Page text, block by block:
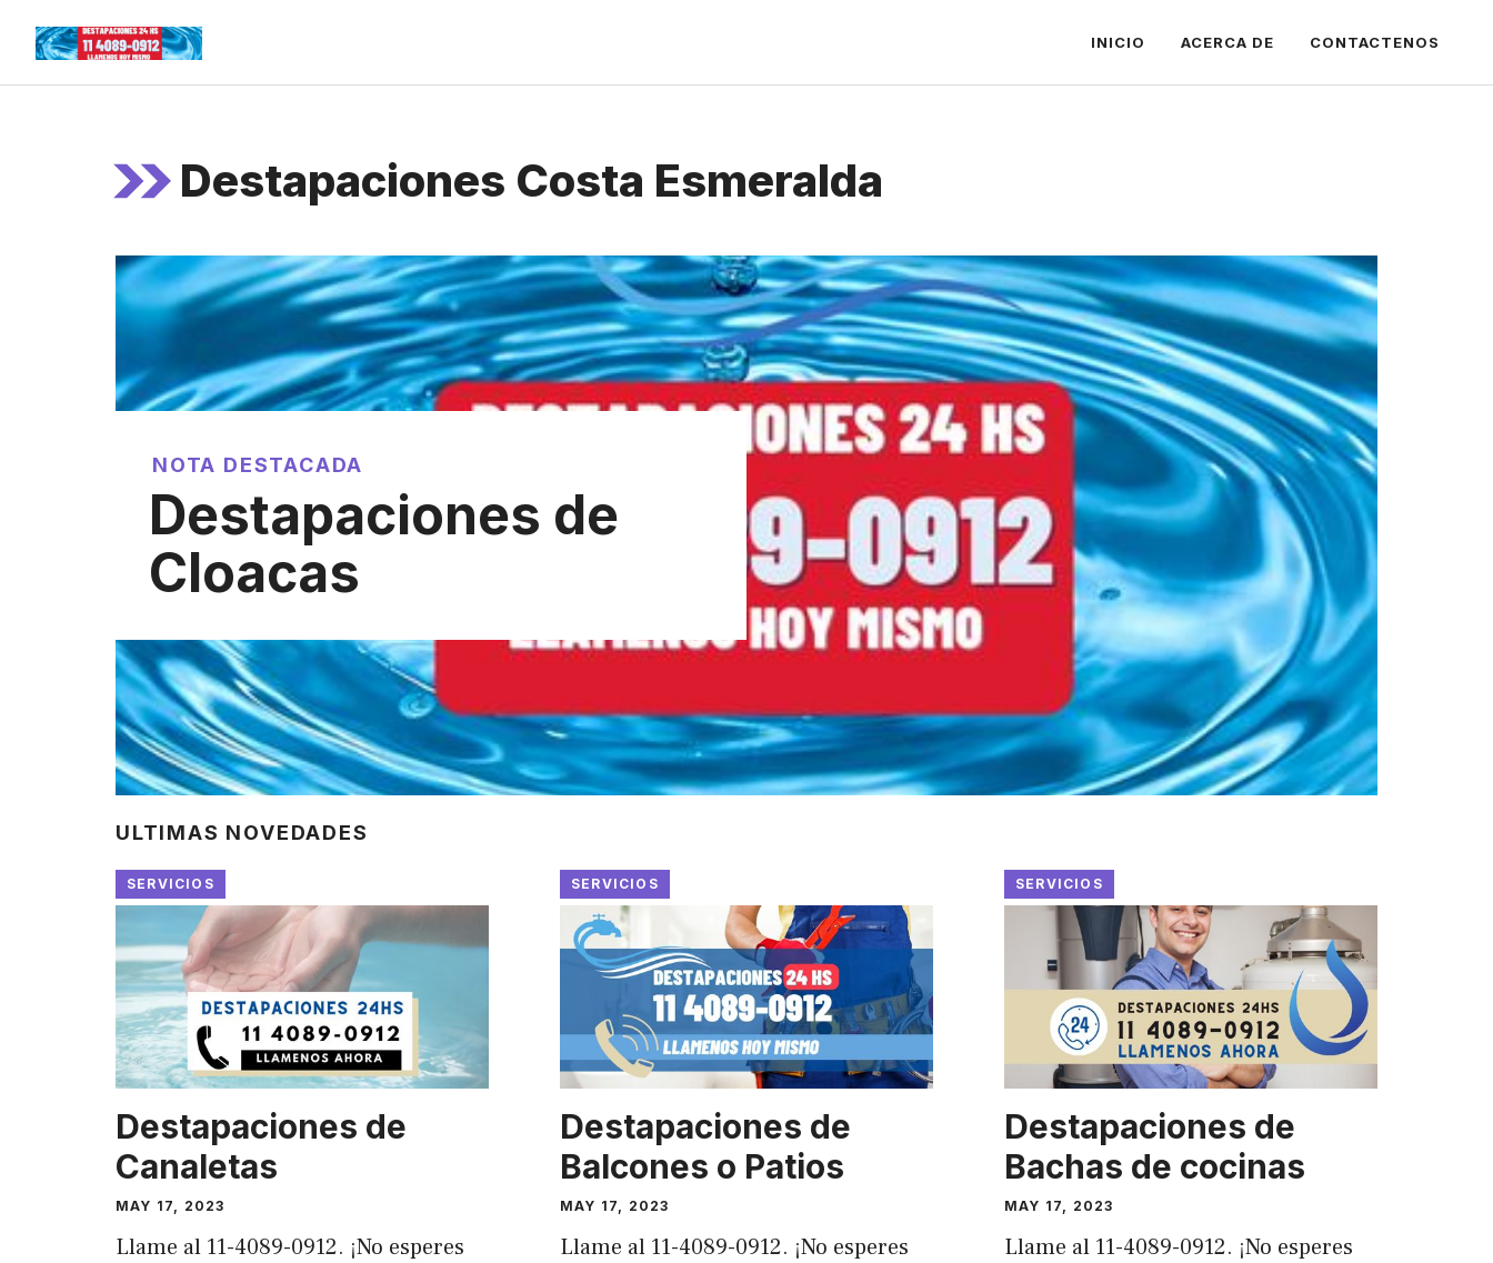
content
INICIO ACERCA DE CONTACTENOS
Destapaciones Costa Esmeralda
NOTA DESTACADA
Destapaciones de
Cloacas
ULTIMAS NOVEDADES
SERVICIOS
Destapaciones de
Canaletas
MAY 17, 2023
Llame al 11-4089-0912. ¡No esperes
SERVICIOS
Destapaciones de
Balcones o Patios
MAY 17, 2023
Llame al 11-4089-0912. ¡No esperes
SERVICIOS
Destapaciones de
Bachas de cocinas
MAY 17, 2023
Llame al 11-4089-0912. ¡No esperes